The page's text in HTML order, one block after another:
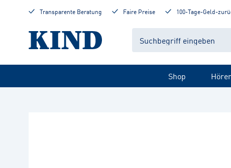
Transparente Beratung Faire Preise 100-Tage-Geld-
Shop